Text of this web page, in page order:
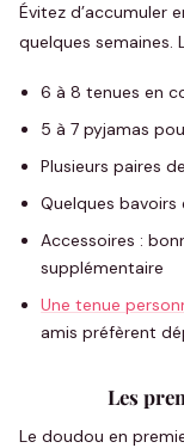
Évitez d’accumuler
quelques semaines.
6 à 8 tenues en
5 à 7 pyjamas
Plusieurs paires
Quelques bavoirs
Accessoires :
supplémentaire
Une tenue
amis préfèrent
Les
Le doudou en